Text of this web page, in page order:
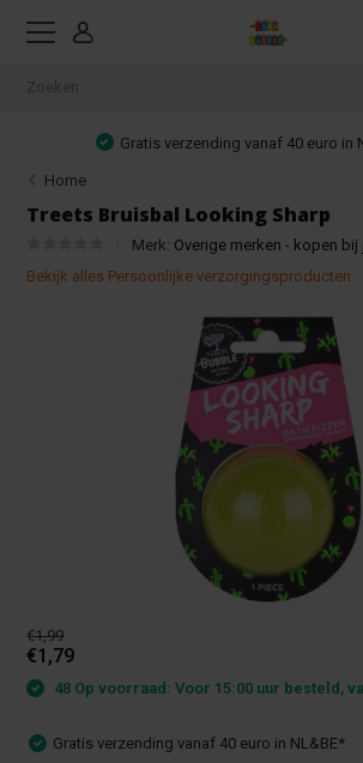
Gratis verzending vanaf 40 euro in
Home
Treets Bruisbal Looking Sharp
Merk: Overige merken - kopen bij
Bekijk alles Persoonlijke verzorgingsproducten
€1,99
€1,79
48 Op voorraad: Voor 15:00 uur besteld,
Gratis verzending vanaf 40 euro in NL&BE*